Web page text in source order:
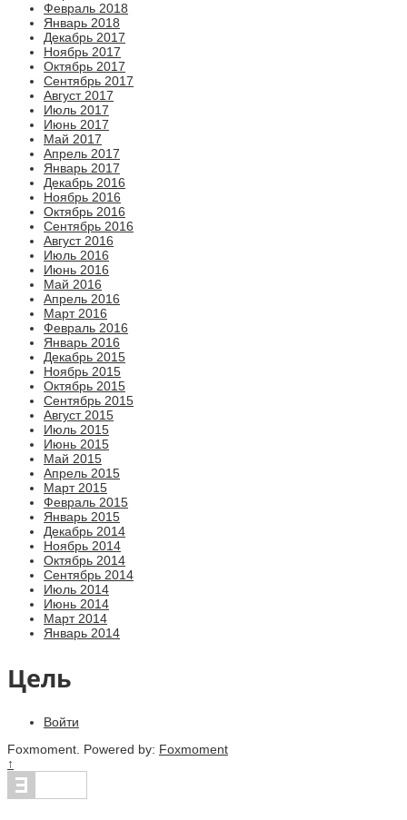
Февраль 2018
Январь 2018
Декабрь 2017
Ноябрь 2017
Октябрь 2017
Сентябрь 2017
Август 2017
Июль 2017
Июнь 2017
Май 2017
Апрель 2017
Январь 2017
Декабрь 2016
Ноябрь 2016
Октябрь 2016
Сентябрь 2016
Август 2016
Июль 2016
Июнь 2016
Май 2016
Апрель 2016
Март 2016
Февраль 2016
Январь 2016
Декабрь 2015
Ноябрь 2015
Октябрь 2015
Сентябрь 2015
Август 2015
Июль 2015
Июнь 2015
Май 2015
Апрель 2015
Март 2015
Февраль 2015
Январь 2015
Декабрь 2014
Ноябрь 2014
Октябрь 2014
Сентябрь 2014
Июль 2014
Июнь 2014
Март 2014
Январь 2014
Цель
Войти
Foxmoment. Powered by: Foxmoment
↑